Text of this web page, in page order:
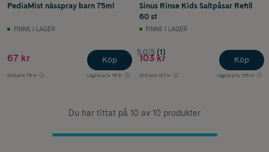
PediaMist nässpray barn 75ml
FINNS I LAGER
67 kr
Ord.pris 79 kr Lägsta pris 78 kr
Köp
Sinus Rinse Kids Saltpåsar Refill
60 st
FINNS I LAGER
5.0/5 (1)
103 kr
Ord.pris 127 kr Lägsta pris 125 kr
Köp
Du har tittat på 10 av 10 produkter